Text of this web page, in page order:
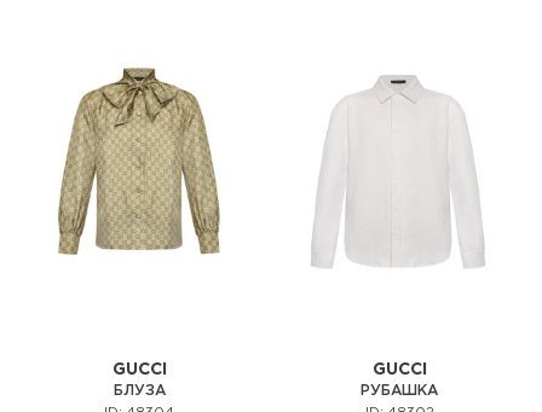
GUCCI
БЛУЗА
GUCCI
РУБАШКА